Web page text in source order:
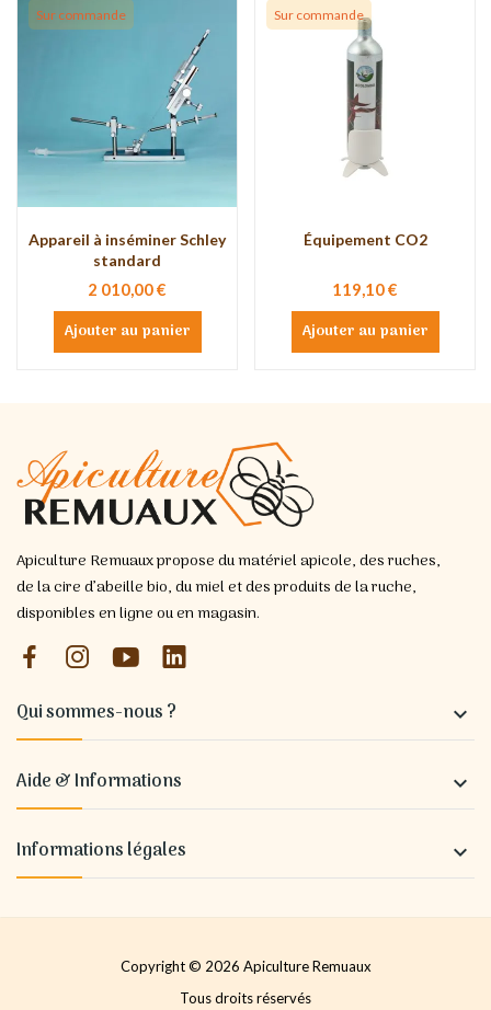
Sur commande
Appareil à inséminer Schley
standard
2 010,00 €
Ajouter au panier
Sur commande
Équipement CO2
119,10 €
Ajouter au panier
Apiculture Remuaux propose du matériel apicole, des ruches,
de la cire d’abeille bio, du miel et des produits de la ruche,
disponibles en ligne ou en magasin.
Qui sommes-nous ? 
Aide & Informations 
Informations légales 
Copyright © 2026 Apiculture Remuaux
Tous droits réservés